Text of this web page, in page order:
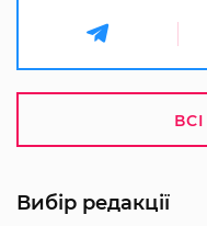
Вибір редакції